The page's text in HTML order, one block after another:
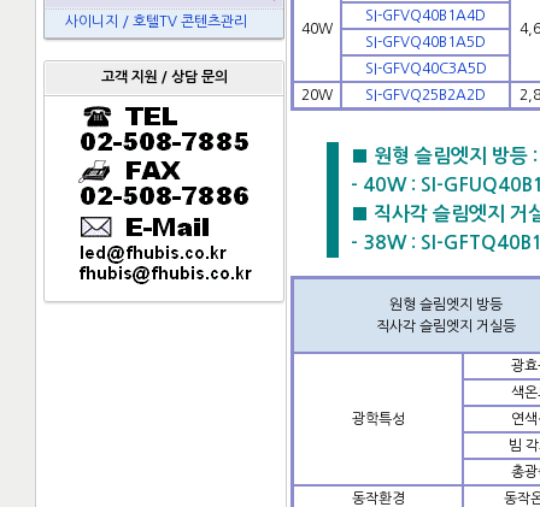
사이니지 / 호텔TV 콘텐츠관리
고객 지원 / 상담 문의
40W
SI-GFVQ40B1A4D
SI-GFVQ40B1A5D
SI-GFVQ40C3A5D
20W
SI-GFVQ25B2A2D
■ 원형 슬림엣지 방
- 40W : SI-
■ 직사각 슬림엣지
- 38W : SI-
원형 슬림엣지 방등
직사각 슬림엣지 거실등
광학특성
광효
색온
연색
빔
총광
동작환경
동작